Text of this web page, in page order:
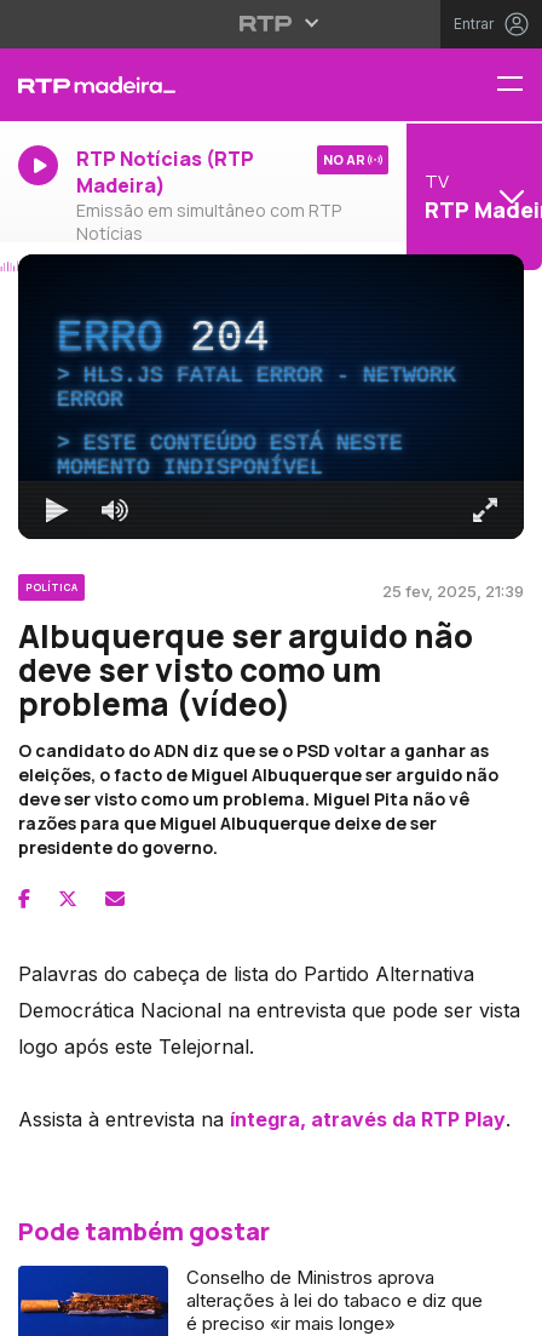
Entrar
RTP Notícias (RTP
Madeira)
Emissão em simultâneo com RTP
Notícias
NO AR
TV
RTP
ERRO204
HLS.JS FATAL ERROR - NETWORK
ERROR
ESTE CONTEÚDO ESTÁ NESTE
MOMENTO INDISPONÍVEL
POLÍTICA 25 fev, 2025, 21:39
Albuquerque ser arguido não
deve ser visto como um
problema (vídeo)
O candidato do ADN diz que se o PSD voltar a ganhar as
eleições, o facto de Miguel Albuquerque ser arguido não
deve ser visto como um problema. Miguel Pita não vê
razões para que Miguel Albuquerque deixe de ser
presidente do governo.
Palavras do cabeça de lista do Partido Alternativa
Democrática Nacional na entrevista que pode ser vista
logo após este Telejornal.
Assista à entrevista na íntegra, através da RTP Play.
Pode também gostar
Conselho de Ministros aprova
alterações à lei do tabaco e diz que
é preciso «ir mais longe»